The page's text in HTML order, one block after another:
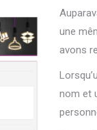
une
avons
nom et